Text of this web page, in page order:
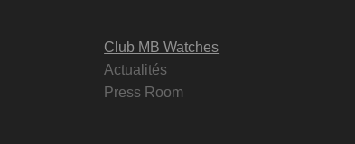
Club MB Watches
Actualités
Press Room